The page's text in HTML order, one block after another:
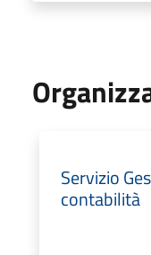
Servizio
contabilità